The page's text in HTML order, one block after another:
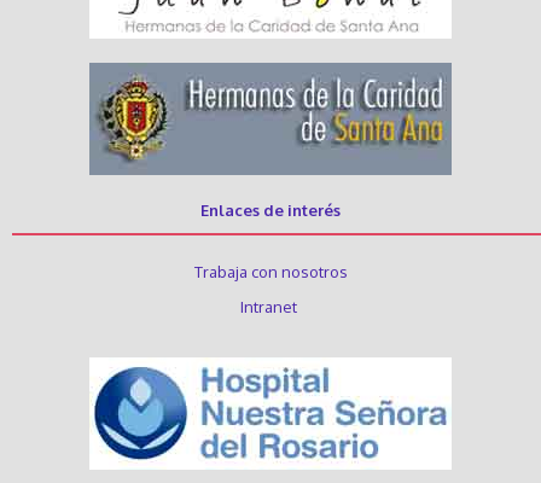
Enlaces de interés
Trabaja con nosotros
Intranet